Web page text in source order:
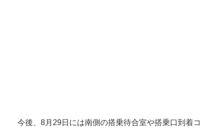
今後、8月29日には南側の搭乗待合室や搭乗口到着コ